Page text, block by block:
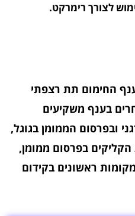
לצורך רימרקט.
החימום תת רצפתי
בענף משקיעים
ובפרסום הממומן בגוגל,
בפרסום ממומן,
ראשונים בקידום